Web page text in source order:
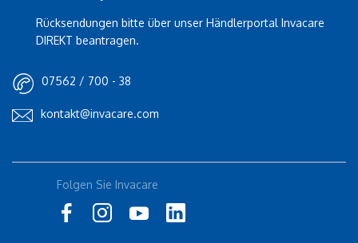
Rücksendungen bitte über unser Händlerportal Invacare
DIREKT beantragen.
07562 / 700 - 38
kontakt@invacare.com
Folgen Sie Invacare